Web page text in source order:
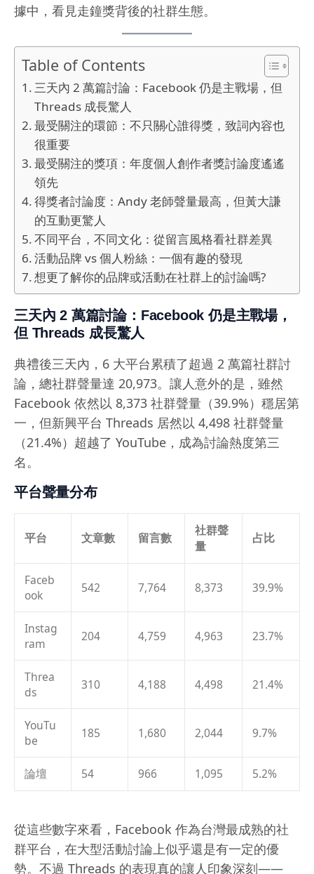
據中，看見走鐘獎背後的社群生態。
Table of Contents
三天內 2 萬篇討論：Facebook 仍是主戰場，但
Threads 成長驚人
最受關注的環節：不只關心誰得獎，致詞內容也
很重要
最受關注的獎項：年度個人創作者獎討論度遙遙
領先
得獎者討論度：Andy 老師聲量最高，但黃大謙
的互動更驚人
不同平台，不同文化：從留言風格看社群差異
活動品牌 vs 個人粉絲：一個有趣的發現
想更了解你的品牌或活動在社群上的討論嗎?
三天內 2 萬篇討論：Facebook 仍是主戰場，
但 Threads 成長驚人
典禮後三天內，6 大平台累積了超過 2 萬篇社群討
論，總社群聲量達 20,973。讓人意外的是，雖然
Facebook 依然以 8,373 社群聲量（39.9%）穩居第
一，但新興平台 Threads 居然以 4,498 社群聲量
（21.4%）超越了 YouTube，成為討論熱度第三
名。
平台聲量分布
平台 文章數 留言數
社群聲
量
占比
Faceb
ook
542 7,764 8,373 39.9%
Instag
ram
204 4,759 4,963 23.7%
Threa
ds
310 4,188 4,498 21.4%
YouTu
be
185 1,680 2,044 9.7%
論壇 54 966 1,095 5.2%
從這些數字來看，Facebook 作為台灣最成熟的社
群平台，在大型活動討論上似乎還是有一定的優
勢。不過 Threads 的表現真的讓人印象深刻——